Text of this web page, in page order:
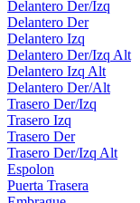
Delantero Der/Izq
Delantero Der
Delantero Izq
Delantero Der/Izq Alt
Delantero Izq Alt
Delantero Der/Alt
Trasero Der/Izq
Trasero Izq
Trasero Der
Trasero Der/Izq Alt
Espolon
Puerta Trasera